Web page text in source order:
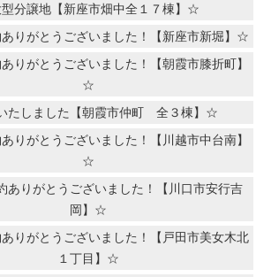
分譲地【新座市畑中全１７棟】☆
りがとうございました！【新座市新堀】☆
りがとうございました！【朝霞市膝折町】
☆
たしました【朝霞市仲町 全３棟】☆
りがとうございました！【川越市中台南】
☆
ありがとうございました！【川口市安行吉
岡】☆
りがとうございました！【戸田市美女木北
１丁目】☆